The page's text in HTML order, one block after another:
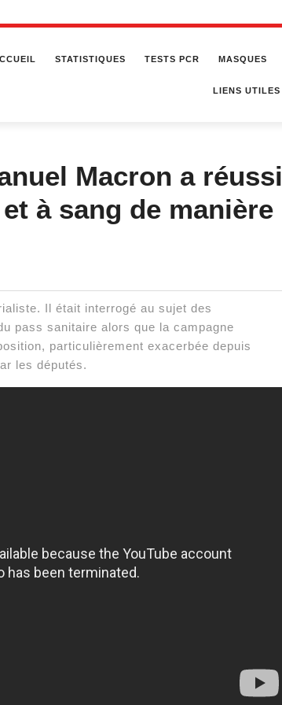
STATISTIQUES TESTS PCR MASQUES
LIENS UTILES
Macron a réussi
à sang de manière
Il était interrogé au sujet des
pass sanitaire alors que la campagne
particulièrement exacerbée depuis
les députés.